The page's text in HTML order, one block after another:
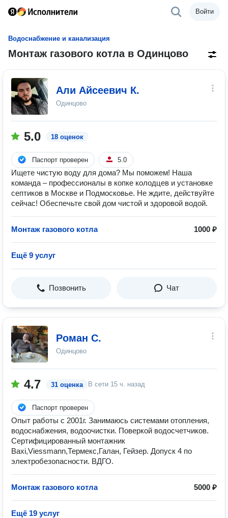
Войти
Водоснабжение и канализация
Монтаж газового котла в Одинцово
Али Айсеевич К.
Одинцово
5.0 18 оценок
Паспорт проверен 5.0
Ищете чистую воду для дома? Мы поможем! Наша
команда – профессионалы в копке колодцев и установке
септиков в Москве и Подмосковье. Не ждите, действуйте
сейчас! Обеспечьте свой дом чистой и здоровой водой.
Монтаж газового котла 1000 ₽
Ещё 9 услуг
Позвонить Чат
Роман С.
Одинцово
4.7 31 оценка В сети 15 ч. назад
Паспорт проверен
Опыт работы с 2001г. Занимаюсь системами отопления,
водоснабжения, водоочистки. Поверкой водосчетчиков.
Сертифицированный монтажник
Baxi,Viessmann,Термекс,Галан, Гейзер. Допуск 4 по
электробезопасности. ВДГО.
Монтаж газового котла 5000 ₽
Ещё 19 услуг